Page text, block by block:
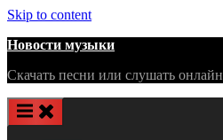
Skip to content
Новости музыки
Скачать песни или слушать онлайн